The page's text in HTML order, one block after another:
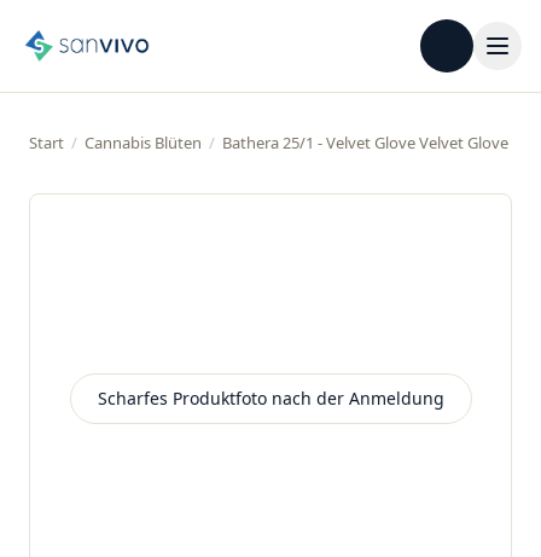
Start / Cannabis Blüten / Bathera 25/1 - Velvet Glove Velvet Glove
Scharfes Produktfoto nach der Anmeldung